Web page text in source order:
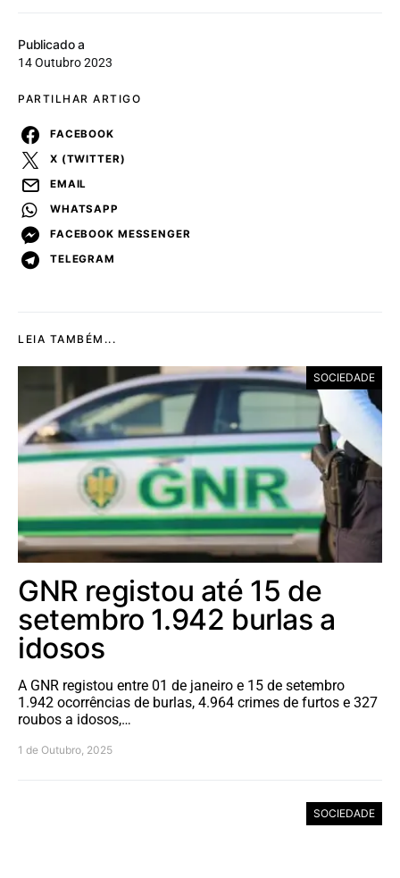
Publicado a
14 Outubro 2023
PARTILHAR ARTIGO
FACEBOOK
X (TWITTER)
EMAIL
WHATSAPP
FACEBOOK MESSENGER
TELEGRAM
LEIA TAMBÉM...
SOCIEDADE
GNR registou até 15 de
setembro 1.942 burlas a
idosos
A GNR registou entre 01 de janeiro e 15 de setembro
1.942 ocorrências de burlas, 4.964 crimes de furtos e 327
roubos a idosos,…
1 de Outubro, 2025
SOCIEDADE